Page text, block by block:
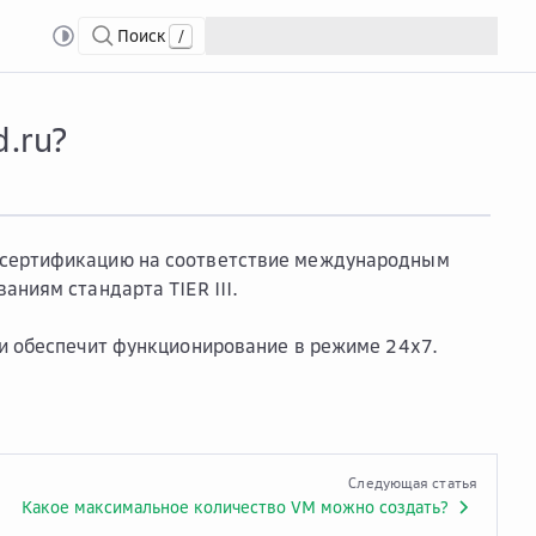
Поиск /
на соответствие международным
стандарта TIER III.
обеспечит функционирование в режиме 24х7.
Следующая статья
Какое максимальное количество VM можно создать?